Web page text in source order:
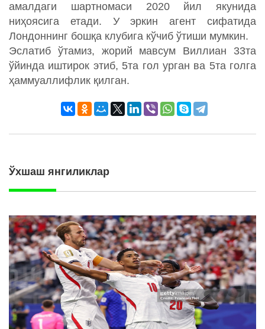
амалдаги шартномаси 2020 йил якунида
ниҳоясига етади. У эркин агент сифатида
Лондоннинг бошқа клубига кўчиб ўтиши мумкин.
Эслатиб ўтамиз, жорий мавсум Виллиан 33та
ўйинда иштирок этиб, 5та гол урган ва 5та голга
ҳаммуаллифлик қилган.
Ўхшаш янгиликлар